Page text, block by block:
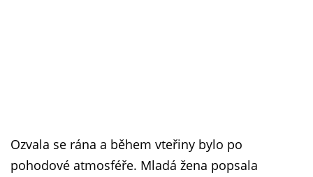
Ozvala se rána a během vteřiny bylo po
pohodové atmosféře. Mladá žena popsala